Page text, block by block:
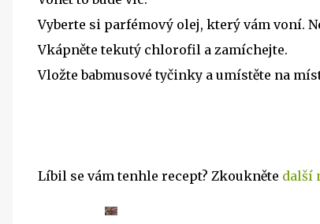
Vyberte si parfémový olej, který vám voní.
Vkápněte tekutý chlorofil a zamíchejte.
Vložte babmusové tyčinky a umístěte na
Líbil se vám tenhle recept? Zkoukněte další